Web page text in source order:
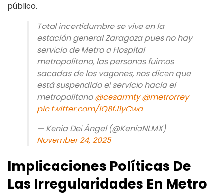
público.
Total incertidumbre se vive en la
estación general Zaragoza pues no hay
servicio de Metro a Hospital
metropolitano, las personas fuimos
sacadas de los vagones, nos dicen que
está suspendido el servicio hacia el
metropolitano@cesarmty @metrorrey
pic.twitter.com/IQ8fJ1yCwa
— Kenia Del Ángel (@KeniaNLMX)
November 24, 2025
Implicaciones Políticas De
Las Irregularidades En Metro